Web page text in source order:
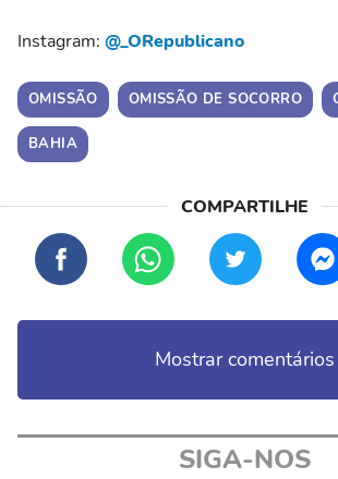
Instagram: @_ORepublicano
OMISSÃO OMISSÃO DE SOCORRO
BAHIA
Mostrar comentários
SIGA-NOS